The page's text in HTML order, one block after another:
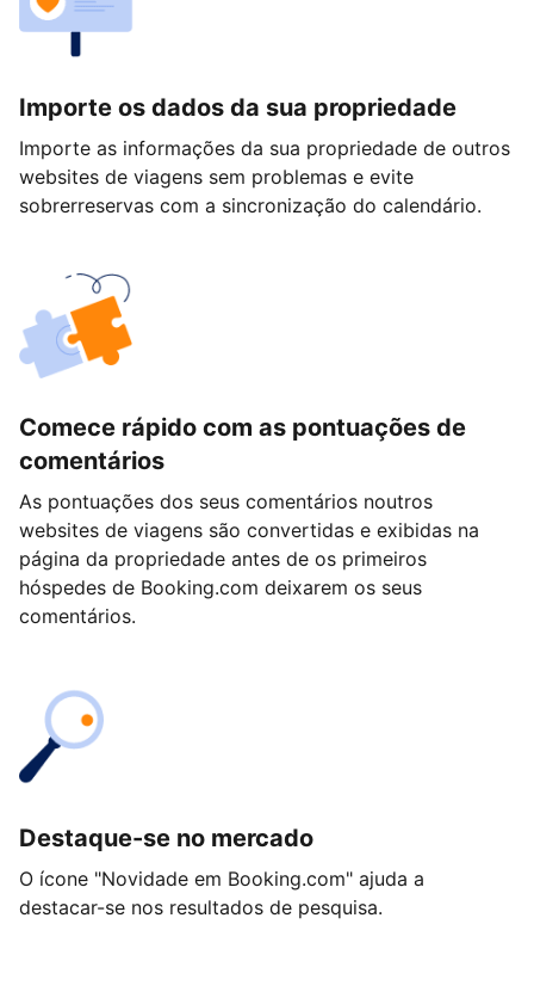
Importe os dados da sua propriedade
Importe as informações da sua propriedade de outros
websites de viagens sem problemas e evite
sobrerreservas com a sincronização do calendário.
Comece rápido com as pontuações de
comentários
As pontuações dos seus comentários noutros
websites de viagens são convertidas e exibidas na
página da propriedade antes de os primeiros
hóspedes de Booking.com deixarem os seus
comentários.
Destaque-se no mercado
O ícone "Novidade em Booking.com" ajuda a
destacar-se nos resultados de pesquisa.